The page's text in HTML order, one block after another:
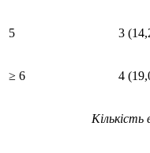
5 3
≥ 6 4